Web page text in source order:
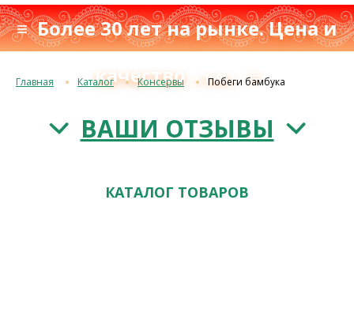
≡ Более 30 лет на рынке. Цена и
качество
с 1993 г.≡
Главная Каталог Консервы Побеги бамбука
ВАШИ ОТЗЫВЫ
КАТАЛОГ ТОВАРОВ